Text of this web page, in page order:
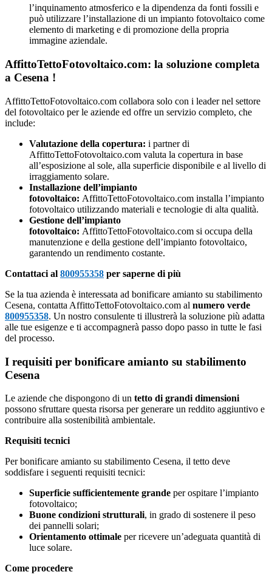
l’inquinamento atmosferico e la dipendenza da fonti fossili e
può utilizzare l’installazione di un impianto fotovoltaico come
elemento di marketing e di promozione della propria
immagine aziendale.
AffittoTettoFotovoltaico.com: la soluzione completa
a Cesena !
AffittoTettoFotovoltaico.com collabora solo con i leader nel settore
del fotovoltaico per le aziende ed offre un servizio completo, che
include:
Valutazione della copertura: i partner di
AffittoTettoFotovoltaico.com valuta la copertura in base
all’esposizione al sole, alla superficie disponibile e al livello di
irraggiamento solare.
Installazione dell’impianto
fotovoltaico: AffittoTettoFotovoltaico.com installa l’impianto
fotovoltaico utilizzando materiali e tecnologie di alta qualità.
Gestione dell’impianto
fotovoltaico: AffittoTettoFotovoltaico.com si occupa della
manutenzione e della gestione dell’impianto fotovoltaico,
garantendo un rendimento costante.
Contattaci al 800955358 per saperne di più
Se la tua azienda è interessata ad bonificare amianto su stabilimento
Cesena, contatta AffittoTettoFotovoltaico.com al numero verde
800955358. Un nostro consulente ti illustrerà la soluzione più adatta
alle tue esigenze e ti accompagnerà passo dopo passo in tutte le fasi
del processo.
I requisiti per bonificare amianto su stabilimento
Cesena
Le aziende che dispongono di un tetto di grandi dimensioni
possono sfruttare questa risorsa per generare un reddito aggiuntivo e
contribuire alla sostenibilità ambientale.
Requisiti tecnici
Per bonificare amianto su stabilimento Cesena, il tetto deve
soddisfare i seguenti requisiti tecnici:
Superficie sufficientemente grande per ospitare l’impianto
fotovoltaico;
Buone condizioni strutturali, in grado di sostenere il peso
dei pannelli solari;
Orientamento ottimale per ricevere un’adeguata quantità di
luce solare.
Come procedere